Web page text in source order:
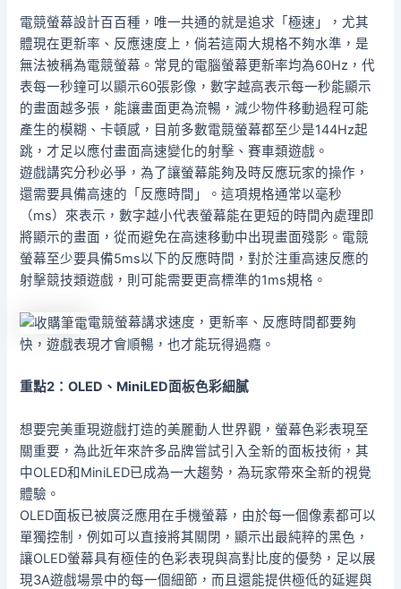
電競螢幕設計百百種，唯一共通的就是追求「極速」，尤其
體現在更新率、反應速度上，倘若這兩大規格不夠水準，是
無法被稱為電競螢幕。常見的電腦螢幕更新率均為60Hz，代
表每一秒鐘可以顯示60張影像，數字越高表示每一秒能顯示
的畫面越多張，能讓畫面更為流暢，減少物件移動過程可能
產生的模糊、卡頓感，目前多數電競螢幕都至少是144Hz起
跳，才足以應付畫面高速變化的射擊、賽車類遊戲。
遊戲講究分秒必爭，為了讓螢幕能夠及時反應玩家的操作，
還需要具備高速的「反應時間」。這項規格通常以毫秒
（ms）來表示，數字越小代表螢幕能在更短的時間內處理即
將顯示的畫面，從而避免在高速移動中出現畫面殘影。電競
螢幕至少要具備5ms以下的反應時間，對於注重高速反應的
射擊競技類遊戲，則可能需要更高標準的1ms規格。
電競螢幕講求速度，更新率、反應時間都要夠
快，遊戲表現才會順暢，也才能玩得過癮。
重點2 ：OLED 、MiniLED面板色彩細膩
想要完美重現遊戲打造的美麗動人世界觀，螢幕色彩表現至
關重要，為此近年來許多品牌嘗試引入全新的面板技術，其
中OLED和MiniLED已成為一大趨勢，為玩家帶來全新的視覺
體驗。
OLED面板已被廣泛應用在手機螢幕，由於每一個像素都可以
單獨控制，例如可以直接將其關閉，顯示出最純粹的黑色，
讓OLED螢幕具有極佳的色彩表現與高對比度的優勢，足以展
現3A遊戲場景中的每一個細節，而且還能提供極低的延遲與